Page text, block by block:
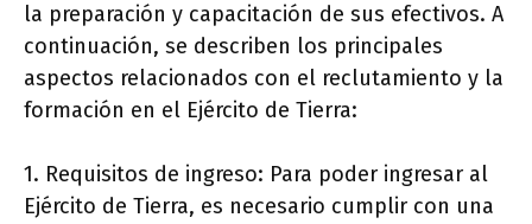
la preparación y capacitación de sus efectivos. A
continuación, se describen los principales
aspectos relacionados con el reclutamiento y la
formación en el Ejército de Tierra:
1. Requisitos de ingreso: Para poder ingresar al
Ejército de Tierra, es necesario cumplir con una